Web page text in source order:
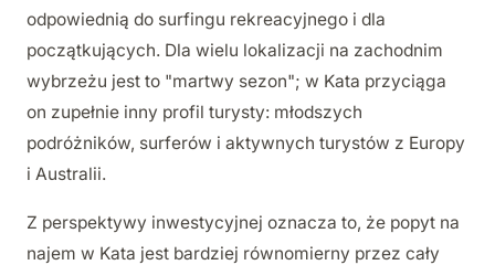
odpowiednią do surfingu rekreacyjnego i dla
początkujących. Dla wielu lokalizacji na zachodnim
wybrzeżu jest to "martwy sezon"; w Kata przyciąga
on zupełnie inny profil turysty: młodszych
podróżników, surferów i aktywnych turystów z Europy
i Australii.
Z perspektywy inwestycyjnej oznacza to, że popyt na
najem w Kata jest bardziej równomierny przez cały